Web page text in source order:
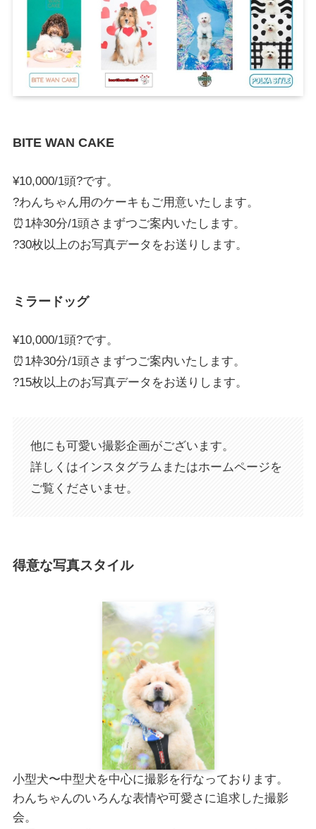
BITE WAN CAKE
¥10,000/1頭?です。
?わんちゃん用のケーキもご用意いたします。
⏰1枠30分/1頭さまずつご案内いたします。
?30枚以上のお写真データをお送りします。
ミラードッグ
¥10,000/1頭?です。
⏰1枠30分/1頭さまずつご案内いたします。
?15枚以上のお写真データをお送りします。
他にも可愛い撮影企画がございます。
詳しくはインスタグラムまたはホームページを
ご覧くださいませ。
得意な写真スタイル
小型犬〜中型犬を中心に撮影を行なっております。
わんちゃんのいろんな表情や可愛さに追求した撮影
会。